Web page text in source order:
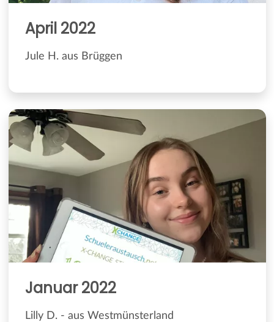
April 2022
Jule H. aus Brüggen
Januar 2022
Lilly D. - aus Westmünsterland